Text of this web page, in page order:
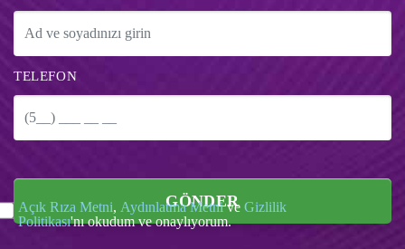
TELEFON
GÖNDER
Açık Rıza Metni, Aydınlatma Metnive Gizlilik
Politikası'nı okudum ve onaylıyorum.